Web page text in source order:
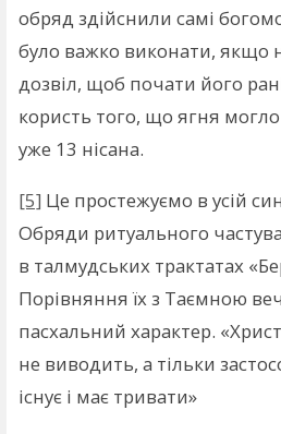
обряд здійснили самі
було важко виконати, якщо
дозвіл, щоб почати його
користь того, що ягня
уже 13 нісана.
[5] Це простежуємо в усій
Обряди ритуального
в талмудських трактатах
Порівняння їх з Таємною
пасхальний характер.
не виводить, а тільки
існує і має тривати»